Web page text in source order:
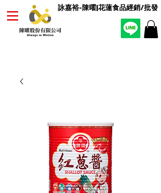
詠嘉裕-陳曜|花蓮食品經銷/批發